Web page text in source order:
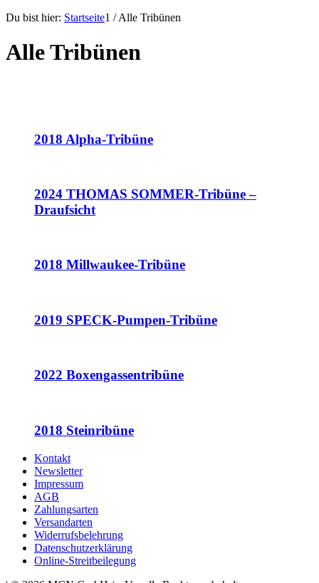
Du bist hier: Startseite1 / Alle Tribünen
Alle Tribünen
2018 Alpha-Tribüne
2024 THOMAS SOMMER-Tribüne –
Draufsicht
2018 Millwaukee-Tribüne
2019 SPECK-Pumpen-Tribüne
2022 Boxengassentribüne
2018 Steinribüne
Kontakt
Newsletter
Impressum
AGB
Zahlungsarten
Versandarten
Widerrufsbelehrung
Datenschutzerklärung
Online-Streitbeilegung